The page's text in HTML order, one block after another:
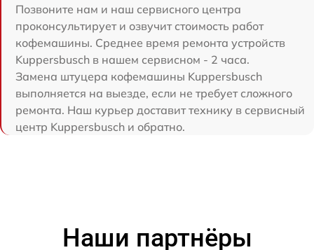
Позвоните нам и наш сервисного центра
проконсультирует и озвучит стоимость работ
кофемашины. Среднее время ремонта устройств
Kuppersbusch в нашем сервисном - 2 часа.
Замена штуцера кофемашины Kuppersbusch
выполняется на выезде, если не требует сложного
ремонта. Наш курьер доставит технику в сервисный
центр Kuppersbusch и обратно.
Наши партнёры